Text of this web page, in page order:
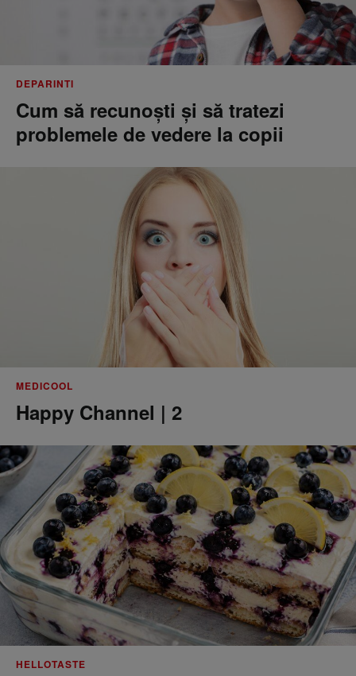
DEPARINTI
Cum să recunoști și să tratezi
problemele de vedere la copii
MEDICOOL
Happy Channel | 2
HELLOTASTE